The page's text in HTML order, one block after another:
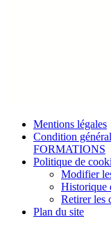
Mentions légales
Condition
FORMATIONS
Politique de
Modifier
Historique
Retirer les
Plan du site